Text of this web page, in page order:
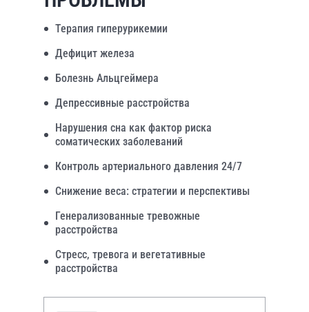
Терапия гиперурикемии
Дефицит железа
Болезнь Альцгеймера
Депрессивные расстройства
Нарушения сна как фактор риска
соматических заболеваний
Контроль артериального давления 24/7
Снижение веса: стратегии и перспективы
Генерализованные тревожные
расстройства
Стресс, тревога и вегетативные
расстройства